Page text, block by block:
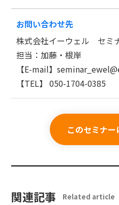
お問い合わせ先
株式会社イーウェル セミ
担当：加藤・根岸
【E-mail】
【TEL】 050-1704-0385
このセミナ
関連記事 Related article